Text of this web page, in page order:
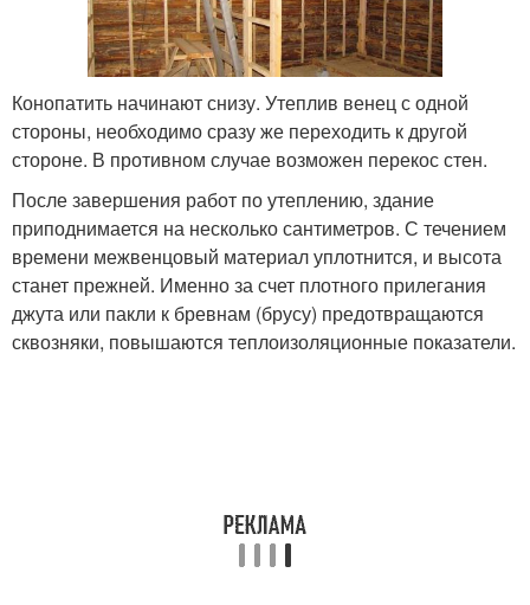
Конопатить начинают снизу. Утеплив венец с одной
стороны, необходимо сразу же переходить к другой
стороне. В противном случае возможен перекос стен.
После завершения работ по утеплению, здание
приподнимается на несколько сантиметров. С течением
времени межвенцовый материал уплотнится, и высота
станет прежней. Именно за счет плотного прилегания
джута или пакли к бревнам (брусу) предотвращаются
сквозняки, повышаются теплоизоляционные показатели.